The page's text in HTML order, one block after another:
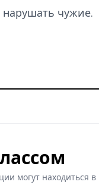
чужие.
могут находиться